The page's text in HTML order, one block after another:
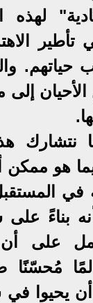
لهذه
حياتهم.
إلى
نتشارك
هو ممكن
في
بناءً على
على أن
مُحسّنًا
أن يحيوا في